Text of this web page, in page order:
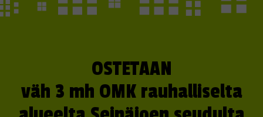
OSTETAAN
väh 3 mh OMK rauhalliselta